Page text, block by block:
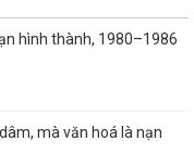
hình thành, 1980–1986
mà văn hoá là nạn